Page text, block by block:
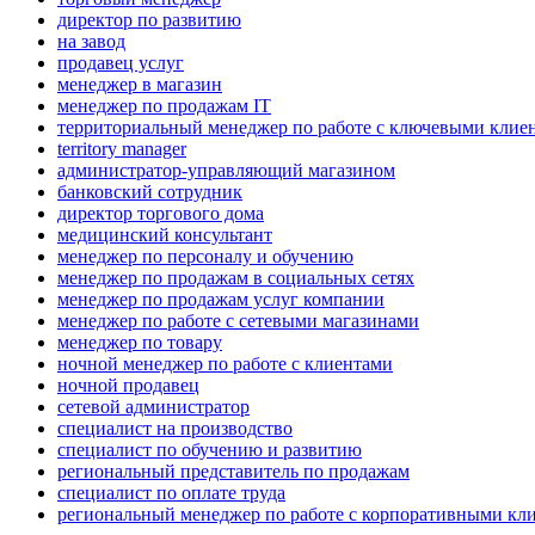
директор по развитию
на завод
продавец услуг
менеджер в магазин
менеджер по продажам IT
территориальный менеджер по работе с ключевыми
territory manager
администратор-управляющий магазином
банковский сотрудник
директор торгового дома
медицинский консультант
менеджер по персоналу и обучению
менеджер по продажам в социальных сетях
менеджер по продажам услуг компании
менеджер по работе с сетевыми магазинами
менеджер по товару
ночной менеджер по работе с клиентами
ночной продавец
сетевой администратор
специалист на производство
специалист по обучению и развитию
региональный представитель по продажам
специалист по оплате труда
региональный менеджер по работе с корпоративными